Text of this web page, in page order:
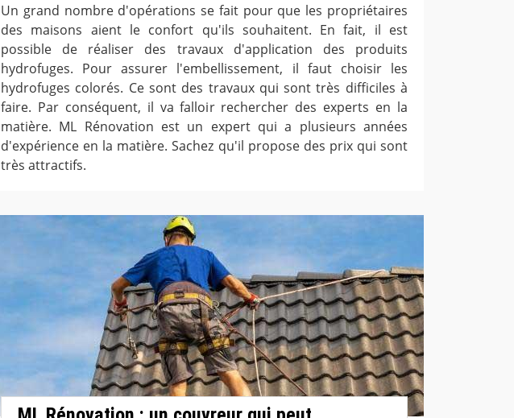
Un grand nombre d'opérations se fait pour que les propriétaires
des maisons aient le confort qu'ils souhaitent. En fait, il est
possible de réaliser des travaux d'application des produits
hydrofuges. Pour assurer l'embellissement, il faut choisir les
hydrofuges colorés. Ce sont des travaux qui sont très difficiles à
faire. Par conséquent, il va falloir rechercher des experts en la
matière. ML Rénovation est un expert qui a plusieurs années
d'expérience en la matière. Sachez qu'il propose des prix qui sont
très attractifs.